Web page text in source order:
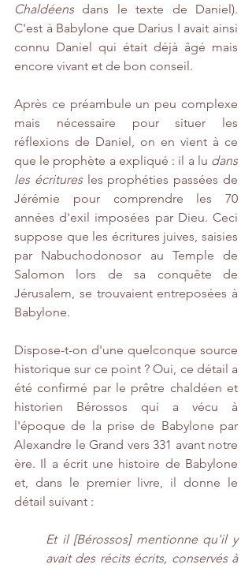
Chaldéens dans le texte de Daniel).
C'est à Babylone que Darius I avait ainsi
connu Daniel qui était déjà âgé mais
encore vivant et de bon conseil.
Après ce préambule un peu complexe
mais nécessaire pour situer les
réflexions de Daniel, on en vient à ce
que le prophète a expliqué : il a lu dans
les écritures les prophéties passées de
Jérémie pour comprendre les 70
années d'exil imposées par Dieu. Ceci
suppose que les écritures juives, saisies
par Nabuchodonosor au Temple de
Salomon lors de sa conquête de
Jérusalem, se trouvaient entreposées à
Babylone.
Dispose-t-on d'une quelconque source
historique sur ce point ? Oui, ce détail a
été confirmé par le prêtre chaldéen et
historien Bérossos qui a vécu à
l'époque de la prise de Babylone par
Alexandre le Grand vers 331 avant notre
ère. Il a écrit une histoire de Babylone
et, dans le premier livre, il donne le
détail suivant :
Et il [Bérossos] mentionne qu'il y
avait des récits écrits, conservés à